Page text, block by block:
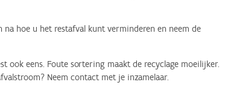
na hoe u het restafval kunt verminderen en neem de
ook eens. Foute sortering maakt de recyclage moeilijker.
Neem contact met je inzamelaar.